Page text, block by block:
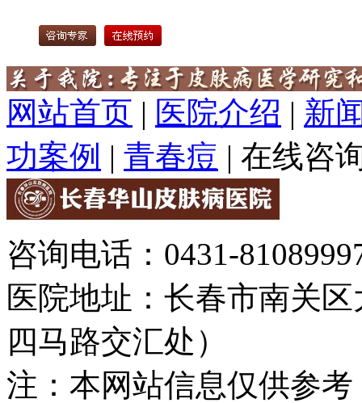
网站首页 | 医院介绍 | 新
功案例 | 青春痘 | 在线咨
咨询电话：0431-
医院地址：长春市南关
四马路交汇处）
注：本网站信息仅供参